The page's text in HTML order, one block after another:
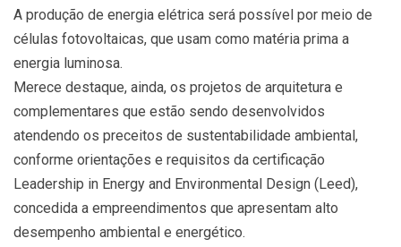
A produção de energia elétrica será possível por meio de
células fotovoltaicas, que usam como matéria prima a
energia luminosa.
Merece destaque, ainda, os projetos de arquitetura e
complementares que estão sendo desenvolvidos
atendendo os preceitos de sustentabilidade ambiental,
conforme orientações e requisitos da certificação
Leadership in Energy and Environmental Design (Leed),
concedida a empreendimentos que apresentam alto
desempenho ambiental e energético.